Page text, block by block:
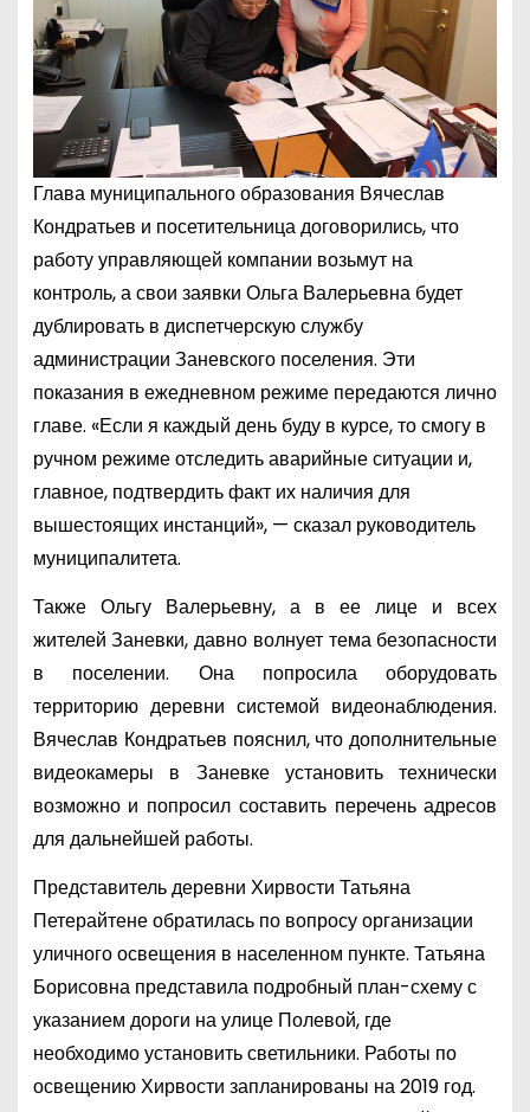
Глава муниципального образования Вячеслав
Кондратьев и посетительница договорились, что
работу управляющей компании возьмут на
контроль, а свои заявки Ольга Валерьевна будет
дублировать в диспетчерскую службу
администрации Заневского поселения. Эти
показания в ежедневном режиме передаются лично
главе. «Если я каждый день буду в курсе, то смогу в
ручном режиме отследить аварийные ситуации и,
главное, подтвердить факт их наличия для
вышестоящих инстанций», — сказал руководитель
муниципалитета.
Также Ольгу Валерьевну, а в ее лице и всех
жителей Заневки, давно волнует тема безопасности
в поселении. Она попросила оборудовать
территорию деревни системой видеонаблюдения.
Вячеслав Кондратьев пояснил, что дополнительные
видеокамеры в Заневке установить технически
возможно и попросил составить перечень адресов
для дальнейшей работы.
Представитель деревни Хирвости Татьяна
Петерайтене обратилась по вопросу организации
уличного освещения в населенном пункте. Татьяна
Борисовна представила подробный план-схему с
указанием дороги на улице Полевой, где
необходимо установить светильники. Работы по
освещению Хирвости запланированы на 2019 год.